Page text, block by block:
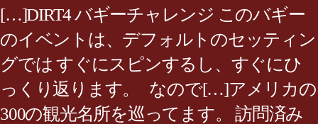
[…]DIRT4 バギーチャレンジ このバギー
のイベントは、デフォルトのセッティン
グでは すぐにスピンするし、すぐにひ
っくり返ります。 なので[…]アメリカの
300の観光名所を巡ってます。 訪問済み